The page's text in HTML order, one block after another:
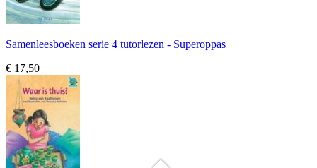
Samenleesboeken serie 4 tutorlezen - Superoppas
€ 17,50